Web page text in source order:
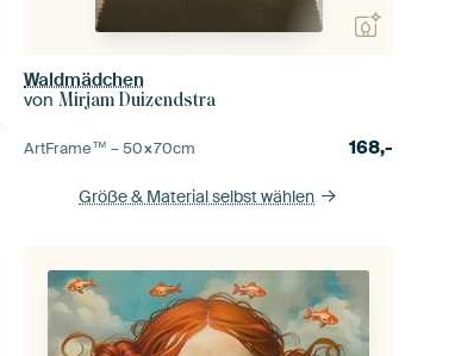
Waldmädchen
vonMirjam Duizendstra
ArtFrame™ –50×70cm 168,-
Größe & Material selbst wählen